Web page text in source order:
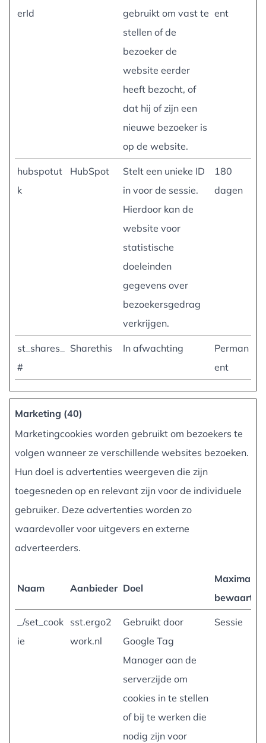
erId
gebruikt om vast te
stellen of de
bezoeker de
website eerder
heeft bezocht, of
dat hij of zijn een
nieuwe bezoeker is
op de website.
ent
hubspotut
k
HubSpot
Stelt een unieke ID
in voor de sessie.
Hierdoor kan de
website voor
statistische
doeleinden
gegevens over
bezoekersgedrag
verkrijgen.
180
dagen
st_shares_
#
Sharethis In afwachting
Perman
ent
Marketing (40)
Marketingcookies worden gebruikt om bezoekers te
volgen wanneer ze verschillende websites bezoeken.
Hun doel is advertenties weergeven die zijn
toegesneden op en relevant zijn voor de individuele
gebruiker. Deze advertenties worden zo
waardevoller voor uitgevers en externe
adverteerders.
Naam Aanbieder Doel
Maximale
_/set_cook
ie
sst.ergo2
work.nl
Gebruikt door
Google Tag
Manager aan de
serverzijde om
cookies in te stellen
of bij te werken die
nodig zijn voor
Sessie